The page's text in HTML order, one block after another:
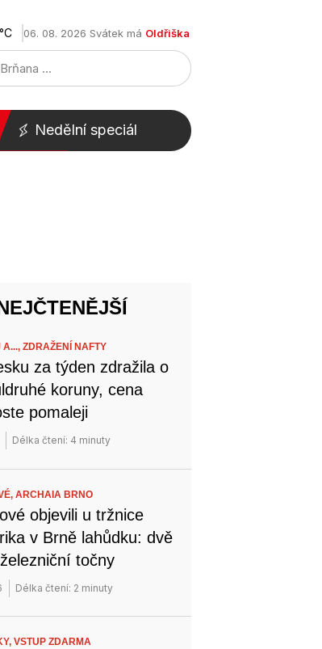
06. 08. 2026 Svátek má Oldřiška
Nedělní speciál
A...,ZDRAŽENÍ NAFTY
za týden zdražila o
koruny, cena
pomaleji
Délka čtení: 4 minuty
ARCHAIA BRNO
objevili u tržnice
v Brně lahůdku: dvě
točny
Délka čtení: 2 minuty
VSTUP ZDARMA